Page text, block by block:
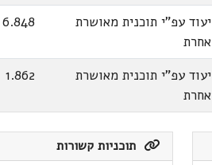
יעוד עפ"י תוכנית מאושרת
אחרת
6.848
יעוד עפ"י תוכנית מאושרת
אחרת
1.862
תוכניות קשורות